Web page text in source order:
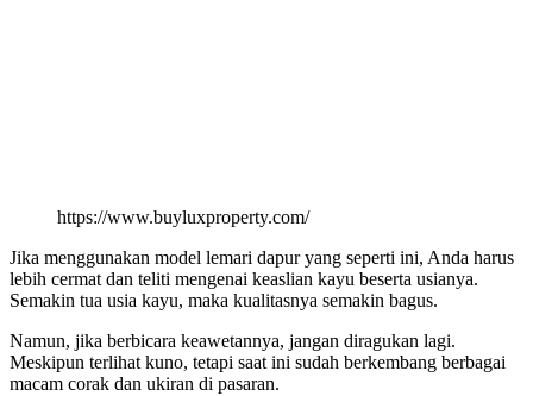
https://www.buyluxproperty.com/
Jika menggunakan model lemari dapur yang seperti ini, Anda harus
lebih cermat dan teliti mengenai keaslian kayu beserta usianya.
Semakin tua usia kayu, maka kualitasnya semakin bagus.
Namun, jika berbicara keawetannya, jangan diragukan lagi.
Meskipun terlihat kuno, tetapi saat ini sudah berkembang berbagai
macam corak dan ukiran di pasaran.